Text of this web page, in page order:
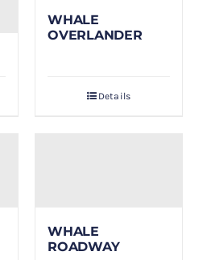
WHALE
OVERLANDER
Details
WHALE
ROADWAY